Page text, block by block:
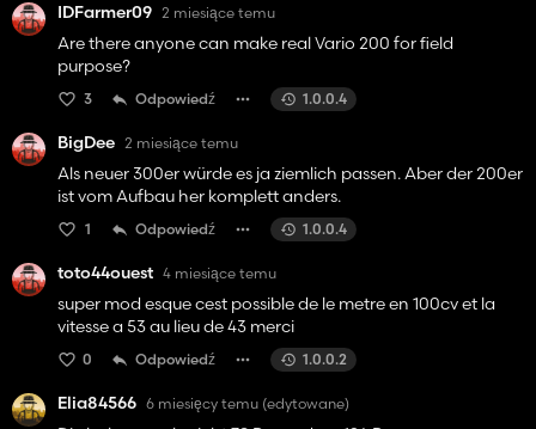
IDFarmer09 2 miesiące temu
Are there anyone can make real Vario 200 for field
purpose?
3 Odpowiedź 1.0.0.4
BigDee 2 miesiące temu
Als neuer 300er würde es ja ziemlich passen. Aber der 200er
ist vom Aufbau her komplett anders.
1 Odpowiedź 1.0.0.4
toto44ouest 4 miesiące temu
super mod esque cest possible de le metre en 100cv et la
vitesse a 53 au lieu de 43 merci
0 Odpowiedź 1.0.0.2
Elia84566 6 miesięcy temu (edytowane)